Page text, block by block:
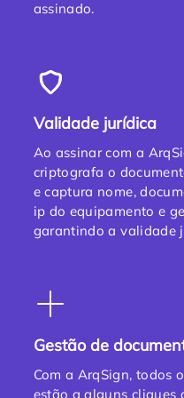
assinado.
Validade jurídica
Ao assinar com a
criptografa o
e captura nome,
ip do equipamento e
garantindo a validade
Gestão de
Com a ArqSign, todos
estão a alguns cliques